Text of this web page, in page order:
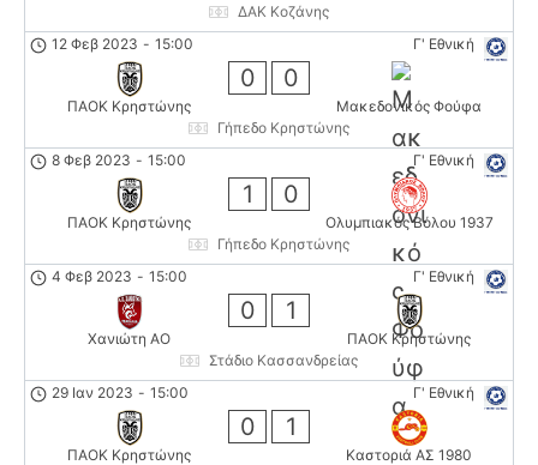
ΔΑΚ Κοζάνης
Γ' Εθνική
12 Φεβ 2023 - 15:00
ΠΑΟΚ Κρηστώνης
0 0
Μακεδονικός Φούφα
Γήπεδο Κρηστώνης
Γ' Εθνική
8 Φεβ 2023 - 15:00
ΠΑΟΚ Κρηστώνης
1 0
Ολυμπιακός Βόλου 1937
Γήπεδο Κρηστώνης
Γ' Εθνική
4 Φεβ 2023 - 15:00
Χανιώτη ΑΟ
0 1
ΠΑΟΚ Κρηστώνης
Στάδιο Κασσανδρείας
Γ' Εθνική
29 Ιαν 2023 - 15:00
ΠΑΟΚ Κρηστώνης
0 1
Καστοριά ΑΣ 1980